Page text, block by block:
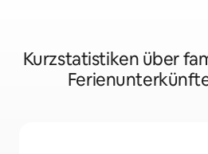
Kurzstatistiken über